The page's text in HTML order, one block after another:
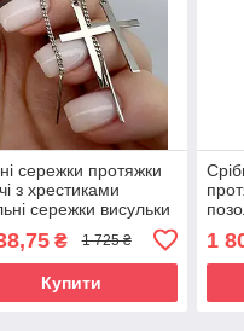
сережки протяжки
з хрестиками
сережки висульки
₴ 1 725 ₴
Купити
1